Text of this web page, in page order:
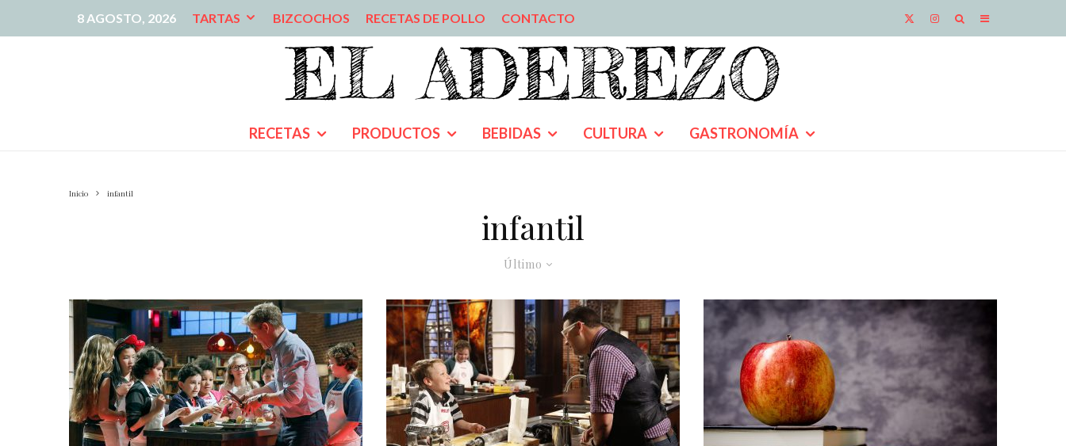
8 AGOSTO, 2026 TARTAS BIZCOCHOS RECETAS DE POLLO CONTACTO
RECETAS PRODUCTOS BEBIDAS CULTURA GASTRONOMÍA
Inicio infantil
infantil
Último